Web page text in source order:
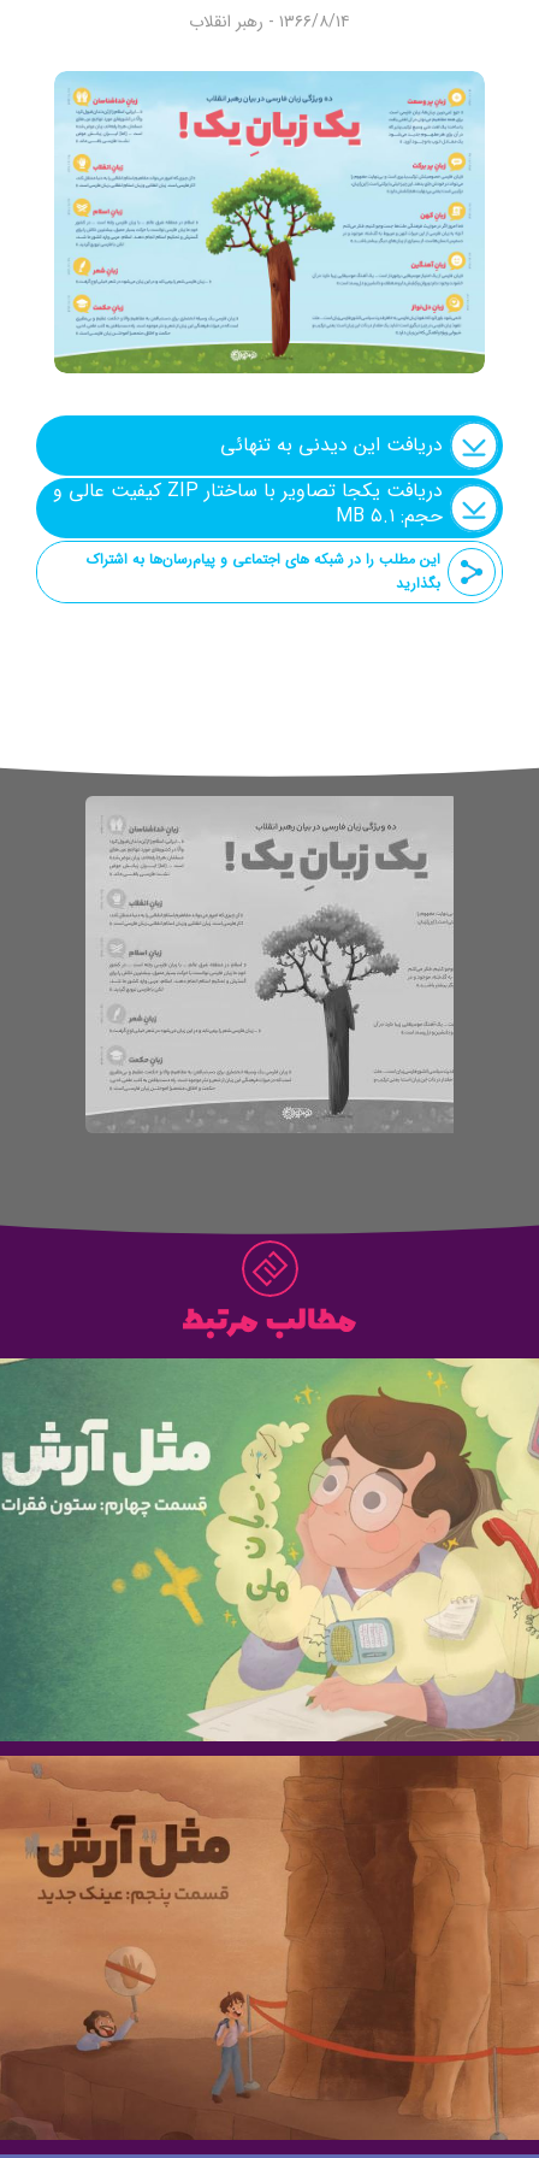
+ما
جستجو
جستجو
۱۳۶۶/۸/۱۴ - رهبر انقلاب
دریافت این دیدنی به تنهائی
دریافت یکجا تصاویر با ساختار ZIP کیفیت عالی و
حجم: ۵.۱ MB
این مطلب را در شبکه های اجتماعی و پیام‌رسان‌ها به اشتراک
بگذارید